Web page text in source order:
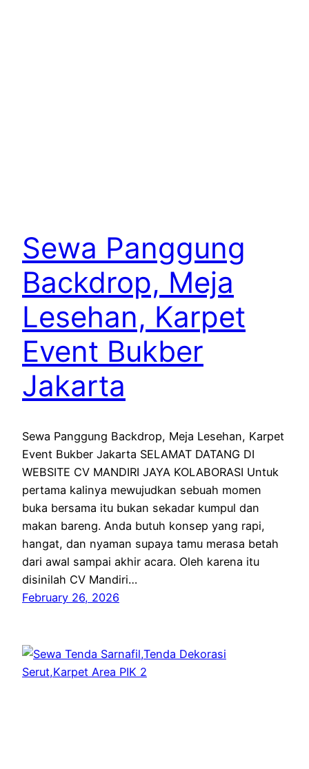
Sewa Panggung
Backdrop, Meja
Lesehan, Karpet
Event Bukber
Jakarta
Sewa Panggung Backdrop, Meja Lesehan, Karpet
Event Bukber Jakarta SELAMAT DATANG DI
WEBSITE CV MANDIRI JAYA KOLABORASI Untuk
pertama kalinya mewujudkan sebuah momen
buka bersama itu bukan sekadar kumpul dan
makan bareng. Anda butuh konsep yang rapi,
hangat, dan nyaman supaya tamu merasa betah
dari awal sampai akhir acara. Oleh karena itu
disinilah CV Mandiri…
February 26, 2026